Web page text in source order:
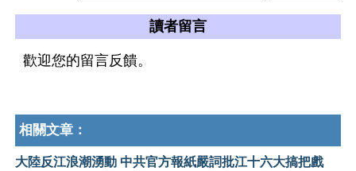
讀者留言
歡迎您的留言反饋。
相關文章：
大陸反江浪潮湧動 中共官方報紙嚴詞批江十六大搞把戲